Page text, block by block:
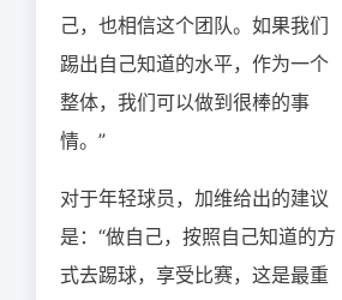
己，也相信这个团队。如果我们
踢出自己知道的水平，作为一个
整体，我们可以做到很棒的事
情。”
对于年轻球员，加维给出的建议
是：“做自己，按照自己知道的方
式去踢球，享受比赛，这是最重